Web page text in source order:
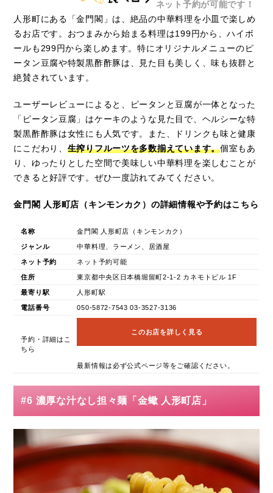
ネット予約が可能です！
人形町にある「金門閣」は、絶品の中華料理を小皿で楽しめ
るお店です。おつまみから始まる料理は199円から、ハイボ
ールも299円から楽しめます。特にオリジナルメニューのピ
ータン豆腐や特製黒酢酢豚は、見た目も美しく、味も抜群と
絶賛されています。
ユーザーレビューによると、ピータンと豆腐が一体となった
「ピータン豆腐」はケーキのような見た目で、ヘルシーな特
製黒酢酢豚は女性にも人気です。また、ドリンクも味と健康
にこだわり、 生搾りフルーツを多数揃えています。個室もあ
り、ゆったりとした空間で美味しい中華料理を楽しむことが
できると好評です。ぜひ一度訪れてみてください。
金門閣 人形町店（キンモンカク）の詳細情報や予約はこちら
名称 金門閣 人形町店（キンモンカク）
ジャンル 中華料理、ラーメン、居酒屋
ネット予約 ネット予約可能
住所 東京都中央区日本橋堀留町2-1-2 カネモトビル 1F
最寄り駅 人形町駅
電話番号 050-5872-7543 03-3527-3136
予約・詳細はこ
ちら
このお店を詳しく見る
最新情報は必ず公式ページ等をご確認ください。
#6 濃厚な汁なし担々麺「金蠍 人形町店」